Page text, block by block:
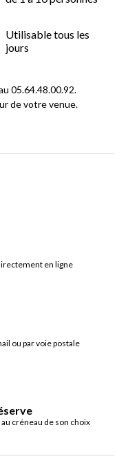
Utilisable tous les
jours
05.64.48.00.92.
de votre venue.
en ligne
ou par voie postale
créneau de son choix